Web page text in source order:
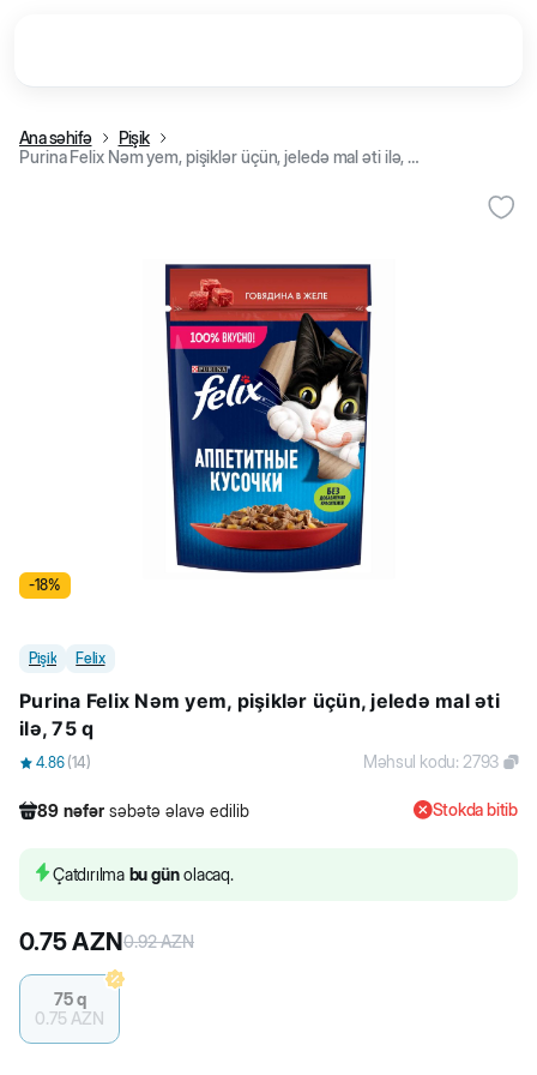
Ana səhifə
Pişik
Purina Felix Nəm yem, pişiklər üçün, jeledə mal əti ilə, 75 q
-18%
Pişik Felix
Purina Felix Nəm yem, pişiklər üçün, jeledə mal əti
ilə, 75 q
4.86 (14) Məhsul kodu: 2793
89 nəfər səbətə əlavə edilib
652 nəfər məhsulu alıb
Stokda bitib
Çatdırılma bu günolacaq.
0.75AZN0.92AZN
75 q
0.75 AZN